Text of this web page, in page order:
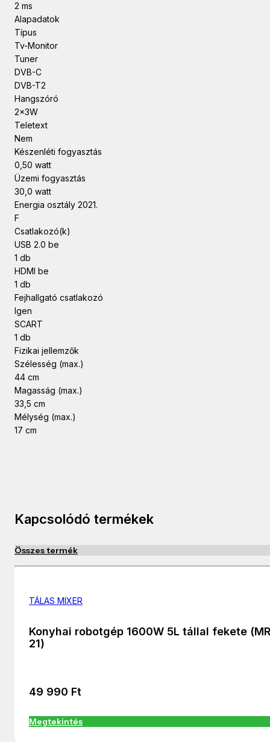
2 ms
Alapadatok
Típus
Tv-Monitor
Tuner
DVB-C
DVB-T2
Hangszóró
2x3W
Teletext
Nem
Készenléti fogyasztás
0,50 watt
Üzemi fogyasztás
30,0 watt
Energia osztály 2021.
F
Csatlakozó(k)
USB 2.0 be
1 db
HDMI be
1 db
Fejhallgató csatlakozó
Igen
SCART
1 db
Fizikai jellemzők
Szélesség (max.)
44 cm
Magasság (max.)
33,5 cm
Mélység (max.)
17 cm
Kapcsolódó termékek
Összes termék
TÁLAS MIXER
Konyhai robotgép 1600W 5L tállal fekete
21)
49 990 Ft
Megtekintés